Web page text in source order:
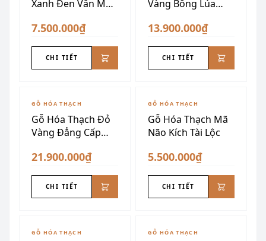
Xanh Đen Vân Mây
7.500.000₫
CHI TIẾT
Vàng Bông Lúa
13.900.000₫
CHI TIẾT
GỖ HÓA THẠCH
Gỗ Hóa Thạch Đỏ
Vàng Đẳng Cấp
21.900.000₫
CHI TIẾT
GỖ HÓA THẠCH
Gỗ Hóa Thạch Mã
Não Kích Tài Lộc
5.500.000₫
CHI TIẾT
GỖ HÓA THẠCH GỖ HÓA THẠCH